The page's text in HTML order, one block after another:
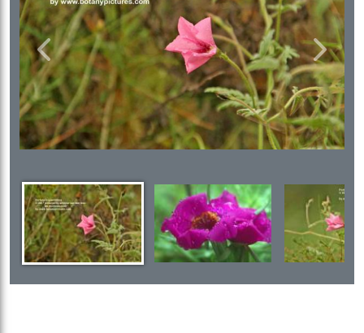
Previous Next